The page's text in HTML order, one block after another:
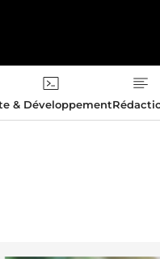
& Développement